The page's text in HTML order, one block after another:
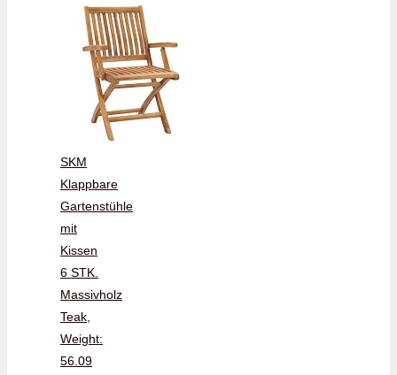
SKM
Klappbare
Gartenstühle
mit
Kissen
6 STK.
Massivholz
Teak,
Weight:
56.09